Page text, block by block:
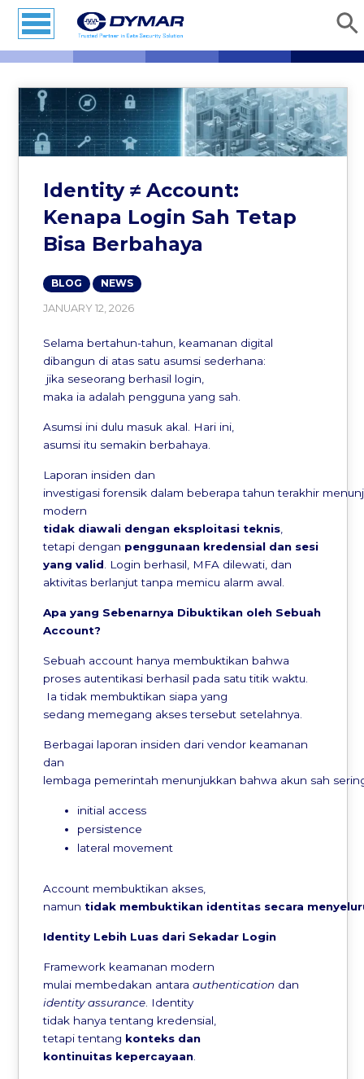
Identity ≠ Account:
Kenapa Login Sah Tetap
Bisa Berbahaya
BLOG NEWS
JANUARY 12, 2026
Selama bertahun-tahun, keamanan digital
dibangun di atas satu asumsi sederhana:
jika seseorang berhasil login,
maka ia adalah pengguna yang sah.
Asumsi ini dulu masuk akal. Hari ini,
asumsi itu semakin berbahaya.
Laporan insiden dan
investigasi forensik dalam beberapa tahun terakhir
modern
tidak diawali dengan eksploitasi teknis
tetapi dengan penggunaan kredensial dan sesi
yang valid . Login berhasil, MFA dilewati, dan
aktivitas berlanjut tanpa memicu alarm awal.
Apa yang Sebenarnya Dibuktikan oleh Sebuah
Account?
Sebuah account hanya membuktikan bahwa
proses autentikasi berhasil pada satu titik waktu.
Ia tidak membuktikan siapa yang
sedang memegang akses tersebut setelahnya.
Berbagai laporan insiden dari vendor keamanan
dan
lembaga pemerintah menunjukkan bahwa akun sah
initial access
persistence
lateral movement
Account membuktikan akses,
namuntidak membuktikan identitas secara
Identity Lebih Luas dari Sekadar Login
Framework keamanan modern
mulai membedakan antaraauthentication dan
identity assurance. Identity
tidak hanya tentang kredensial,
tetapi tentang konteks dan
kontinuitas kepercayaan.